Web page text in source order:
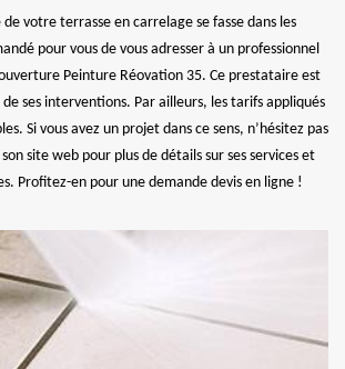
votre terrasse en carrelage se fasse dans les
pour vous de vous adresser à un professionnel
Peinture Réovation 35. Ce prestataire est
ses interventions. Par ailleurs, les tarifs appliqués
Si vous avez un projet dans ce sens, n’hésitez pas
site web pour plus de détails sur ses services et
Profitez-en pour une demande devis en ligne !